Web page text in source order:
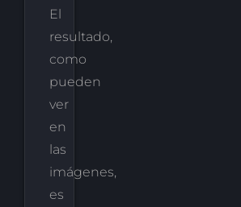
El
resultado,
como
pueden
ver
en
las
imágenes,
es